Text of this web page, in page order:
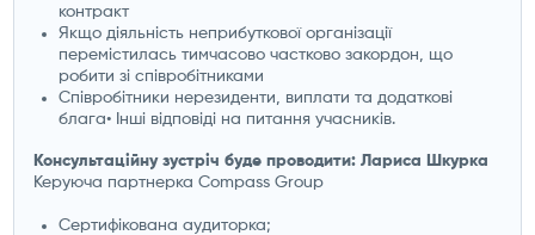
контракт
Якщо діяльність неприбуткової організації
перемістилась тимчасово частково закордон, що
робити зі співробітниками
Співробітники нерезиденти, виплати та додаткові
блага• Інші відповіді на питання учасників.
Консультаційну зустріч буде проводити: Лариса Шкурка
Керуюча партнерка Compass Group
Сертифікована аудиторка;